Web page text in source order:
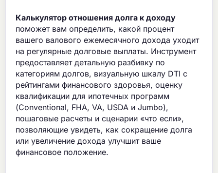
Калькулятор отношения долга к доходу
поможет вам определить, какой процент
вашего валового ежемесячного дохода уходит
на регулярные долговые выплаты. Инструмент
предоставляет детальную разбивку по
категориям долгов, визуальную шкалу DTI с
рейтингами финансового здоровья, оценку
квалификации для ипотечных программ
(Conventional, FHA, VA, USDA и Jumbo),
пошаговые расчеты и сценарии «что если»,
позволяющие увидеть, как сокращение долга
или увеличение дохода улучшит ваше
финансовое положение.